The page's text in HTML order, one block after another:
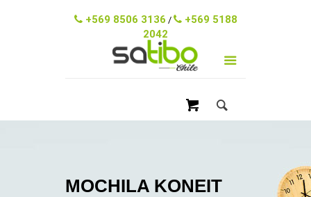
+569 8506 3136 /
+569 5188
2042
MOCHILA KONEIT